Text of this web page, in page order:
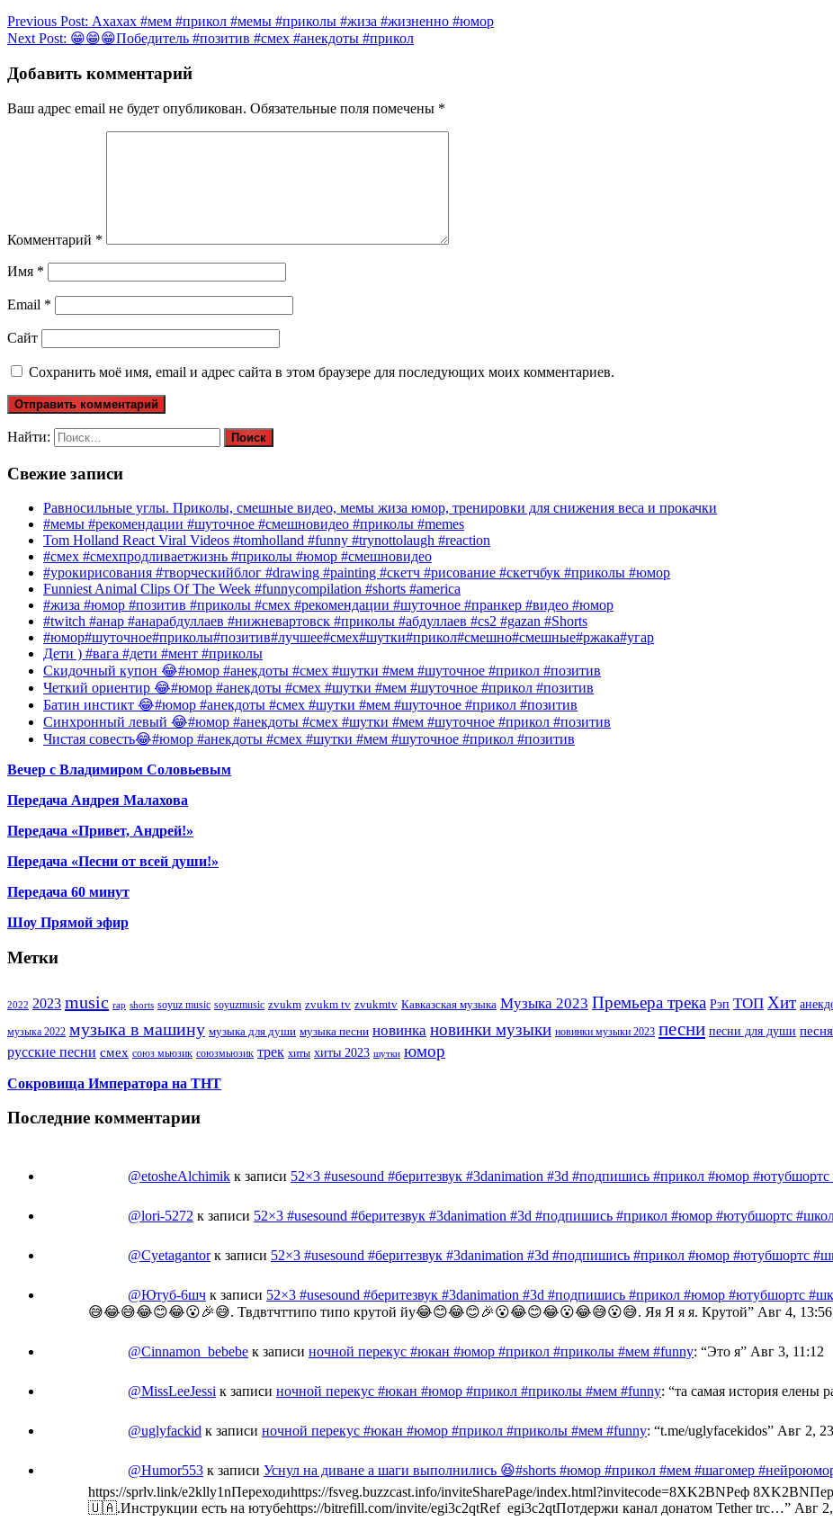
Previous Post: Ахахах #мем #прикол #мемы #приколы #жиза #жизненно #юмор
Next Post: 😁😁😁Победитель #позитив #смех #анекдоты #прикол
Добавить комментарий
Ваш адрес email не будет опубликован. Обязательные поля помечены *
Комментарий *
Имя *
Email *
Сайт
Сохранить моё имя, email и адрес сайта в этом браузере для последующих моих комментариев.
Найти:
Свежие записи
Равносильные углы. Приколы, смешные видео, мемы жиза юмор, тренировки для снижения веса и прокачки
#мемы #рекомендации #шуточное #смешновидео #приколы #memes
Tom Holland React Viral Videos #tomholland #funny #trynottolaugh #reaction
#смех #смехпродливаетжизнь #приколы #юмор #смешновидео
#урокирисования #творческийблог #drawing #painting #скетч #рисование #скетчбук #приколы #юмор
Funniest Animal Clips Of The Week #funnycompilation #shorts #america
#жиза #юмор #позитив #приколы #смех #рекомендации #шуточное #пранкер #видео #юмор
#twitch #анар #анарабдуллаев #нижневартовск #приколы #абдуллаев #cs2 #gazan #Shorts
#юмор#шуточное#приколы#позитив#лучшее#смех#шутки#прикол#смешно#смешные#ржака#угар
Дети ) #вага #дети #мент #приколы
Скидочный купон 😂#юмор #анекдоты #смех #шутки #мем #шуточное #прикол #позитив
Четкий ориентир 😂#юмор #анекдоты #смех #шутки #мем #шуточное #прикол #позитив
Батин инстикт 😂#юмор #анекдоты #смех #шутки #мем #шуточное #прикол #позитив
Синхронный левый 😂#юмор #анекдоты #смех #шутки #мем #шуточное #прикол #позитив
Чистая совесть😂#юмор #анекдоты #смех #шутки #мем #шуточное #прикол #позитив
Вечер с Владимиром Соловьевым
Передача Андрея Малахова
Передача «Привет, Андрей!»
Передача «Песни от всей души!»
Передача 60 минут
Шоу Прямой эфир
Метки
2022 2023 music rap shorts soyuz music soyuzmusic zvukm zvukm tv zvukmtv Кавказская музыка Музыка 2023 Премьера трека Рэп ТОП Хит
музыка 2022 музыка в машину музыка для души музыка песни новинка новинки музыки новинки музыки 2023 песни песни для души песня
русские песни смех союз мьюзик союзмьюзик трек хиты хиты 2023 шутки юмор
Сокровища Императора на ТНТ
Последние комментарии
@etosheAlchimik к записи 52×3 #usesound #беритезвук #3danimation #3d #подпишись #прикол #юмор
@lori-5272 к записи 52×3 #usesound #беритезвук #3danimation #3d #подпишись #прикол #юмор #ютубшортс
@Cyetagantorк записи 52×3 #usesound #беритезвук #3danimation #3d #подпишись #прикол #юмор #ютубшортс
@Ютуб-6шч к записи 52×3 #usesound #беритезвук #3danimation #3d #подпишись #прикол #юмор #ютубшортс
😅😂😅😂😊😂😮🎉😅. Твдвтчттипо типо крутой йу😂😊😂😊🎉😮😂😊😂😮😂😅😮😅. Яя Я я я. Крутой” Авг 4, 13:56
@Cinnamon_bebebe к записи ночной перекус #юкан #юмор #прикол #приколы #мем #funny: “Это я” Авг 3, 11:12
@MissLeeJessi к записи ночной перекус #юкан #юмор #прикол #приколы #мем #funny: “та самая история елены
@uglyfackid к записи ночной перекус #юкан #юмор #прикол #приколы #мем #funny: “t.me/uglyfacekidos” Авг 2,
@Humor553 к записи Уснул на диване а шаги выполнились 😆#shorts #юмор #прикол #мем #шагомер
https://sprlv.link/e2klly1nПереходиhttps://fsveg.buzzcast.info/inviteSharePage/index.html?invitecode=8XK2BNРеф
🇺🇦.Инструкции есть на ютубеhttps://bitrefill.com/invite/egi3c2qtRef egi3c2qtПотдержи канал донатом Tether trc…” Авг